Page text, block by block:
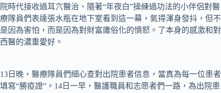
院時代接收過耳穴醫治、隨著“年夜白”操練過功法的小伴侶對醫
療隊員們表達張水瓶在地下室看到這一幕，氣得渾身發抖，但不
是因為害怕，而是因為對財富庸俗化的憤怒。了本身的感激和對
西醫的濃重愛好。
13日晚，醫療隊員們細心查對出院患者信息，當真為每一位患者
填寫“勝疫證”。14日一早，醫護職員和志愿者們一路，為出院患